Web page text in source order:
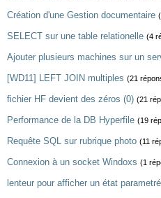
Création d'une Gestion documentaire
SELECT sur une table relationelle (4
Ajouter plusieurs machines sur un
[WD11] LEFT JOIN multiples (21
fichier HF devient des zéros (0) (21
Performance de la DB Hyperfile (19
Requête SQL sur rubrique photo (11
Connexion à un socket Windoxs (1
lenteur pour afficher un état parametré